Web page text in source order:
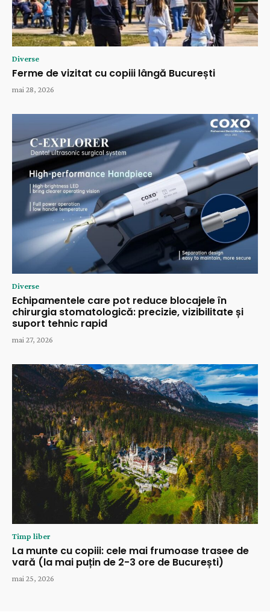
Diverse
Ferme de vizitat cu copiii lângă București
mai 28, 2026
Diverse
Echipamentele care pot reduce blocajele în
chirurgia stomatologică: precizie, vizibilitate și
suport tehnic rapid
mai 27, 2026
Timp liber
La munte cu copiii: cele mai frumoase trasee de
vară (la mai puțin de 2-3 ore de București)
mai 25, 2026